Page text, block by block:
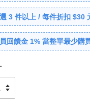
3 件以上 / 每件折扣 $30
回饋金 1% 當整單最少購